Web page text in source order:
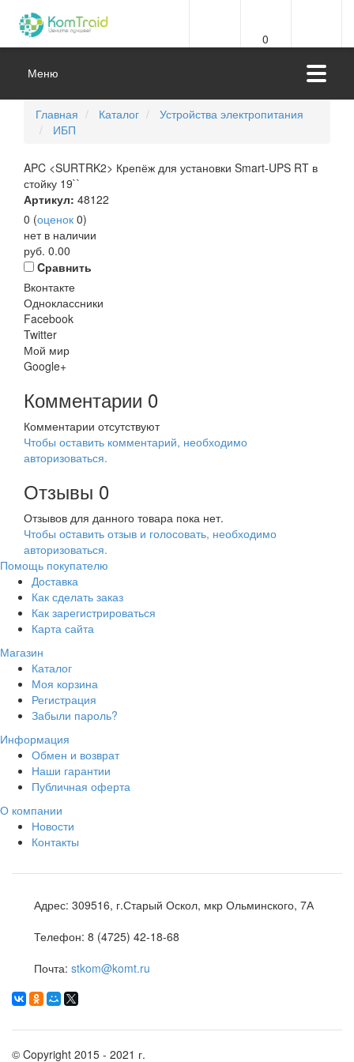
0
Меню
Главная Каталог
Устройства электропитания
ИБП
APC <SURTRK2> Крепёж для установки Smart-UPS RT в
стойку 19``
Артикул: 48122
0 (оценок 0)
нет в наличии
руб. 0.00
Cравнить
Вконтакте
Одноклассники
Facebook
Twitter
Мой мир
Google+
Комментарии 0
Комментарии отсутствуют
Чтобы оставить комментарий, необходимо
авторизоваться.
Отзывы 0
Отзывов для данного товара пока нет.
Чтобы оcтавить отзыв и голосовать, необходимо
авторизоваться.
Помощь покупателю
Доставка
Как сделать заказ
Как зарегистрироваться
Карта сайта
Магазин
Каталог
Моя корзина
Регистрация
Забыли пароль?
Информация
Обмен и возврат
Наши гарантии
Публичная оферта
О компании
Новости
Контакты
Адрес: 309516, г.Старый Оскол, мкр Ольминского, 7А
Телефон: 8 (4725) 42-18-68
Почта: stkom@komt.ru
© Copyright 2015 - 2021 г.